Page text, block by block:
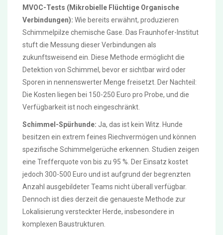
MVOC-Tests (Mikrobielle Flüchtige Organische
Verbindungen): Wie bereits erwähnt, produzieren
Schimmelpilze chemische Gase. Das Fraunhofer-Institut
stuft die Messung dieser Verbindungen als
zukunftsweisend ein. Diese Methode ermöglicht die
Detektion von Schimmel, bevor er sichtbar wird oder
Sporen in nennenswerter Menge freisetzt. Der Nachteil:
Die Kosten liegen bei 150-250 Euro pro Probe, und die
Verfügbarkeit ist noch eingeschränkt.
Schimmel-Spürhunde: Ja, das ist kein Witz. Hunde
besitzen ein extrem feines Riechvermögen und können
spezifische Schimmelgerüche erkennen. Studien zeigen
eine Trefferquote von bis zu 95 %. Der Einsatz kostet
jedoch 300-500 Euro und ist aufgrund der begrenzten
Anzahl ausgebildeter Teams nicht überall verfügbar.
Dennoch ist dies derzeit die genaueste Methode zur
Lokalisierung versteckter Herde, insbesondere in
komplexen Baustrukturen.